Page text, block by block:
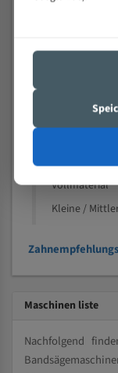
Speziell
Kleine und
Vollmaterial
Kleine /
Maschinen liste
Nachfolgend